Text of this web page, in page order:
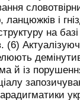
і
на базі
(6)
й із